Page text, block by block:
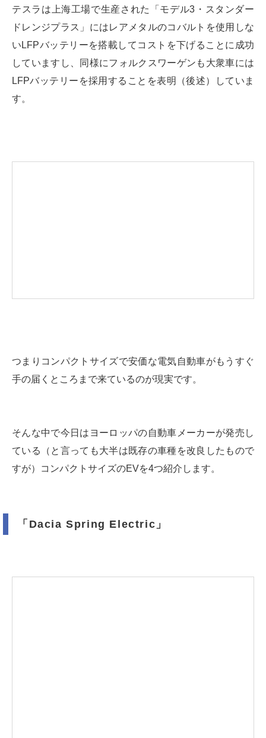
テスラは上海工場で生産された「モデル3・スタンダー
ドレンジプラス」にはレアメタルのコバルトを使用しな
いLFPバッテリーを搭載してコストを下げることに成功
していますし、同様にフォルクスワーゲンも大衆車には
LFPバッテリーを採用することを表明（後述）していま
す。
つまりコンパクトサイズで安価な電気自動車がもうすぐ
手の届くところまで来ているのが現実です。
そんな中で今日はヨーロッパの自動車メーカーが発売し
ている（と言っても大半は既存の車種を改良したもので
すが）コンパクトサイズのEVを4つ紹介します。
「Dacia Spring Electric」